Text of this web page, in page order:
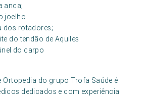
anca;
joelho
dos rotadores;
do tendão de Aquiles
do carpo
do grupo Trofa Saúde é
dedicados e com experiência